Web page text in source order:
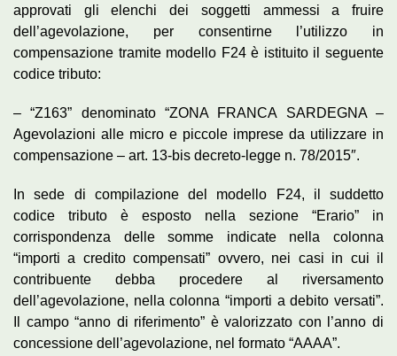
approvati gli elenchi dei soggetti ammessi a fruire
dell’agevolazione, per consentirne l’utilizzo in
compensazione tramite modello F24 è istituito il seguente
codice tributo:
– “Z163” denominato “ZONA FRANCA SARDEGNA –
Agevolazioni alle micro e piccole imprese da utilizzare in
compensazione – art. 13-bis decreto-legge n. 78/2015″.
In sede di compilazione del modello F24, il suddetto
codice tributo è esposto nella sezione “Erario” in
corrispondenza delle somme indicate nella colonna
“importi a credito compensati” ovvero, nei casi in cui il
contribuente debba procedere al riversamento
dell’agevolazione, nella colonna “importi a debito versati”.
Il campo “anno di riferimento” è valorizzato con l’anno di
concessione dell’agevolazione, nel formato “AAAA”.